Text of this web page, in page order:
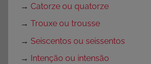
→ Catorze ou quatorze
→ Trouxe ou trousse
→ Seiscentos ou seissentos
→
Intenção ou intensão